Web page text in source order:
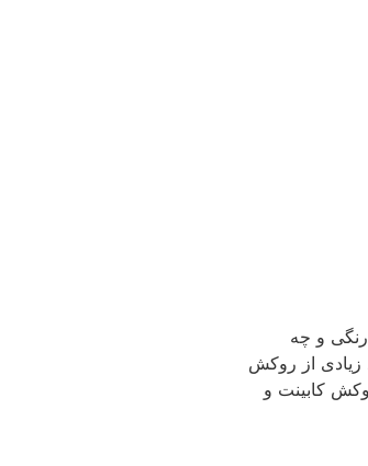
رنگی و چه
زیادی از روکش
کابینت و